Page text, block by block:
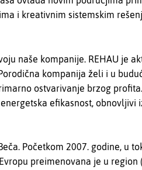
i kreativnim sistemskim
naše kompanije. REHAU je
kompanija želi i u
ostvarivanje brzog
efikasnost, obnovljivi
Početkom 2007. godine, u
preimenovana je u region